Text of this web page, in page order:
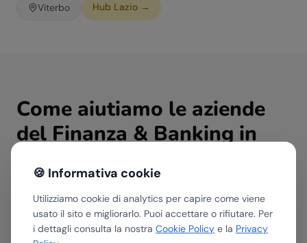
🍪 Informativa cookie
Utilizziamo cookie di analytics per capire come viene
usato il sito e migliorarlo. Puoi accettare o rifiutare. Per
i dettagli consulta la nostra Cookie Policy e la Privacy
Viterbo Hub Lazio →
Come aiutiamo le aziende
del Finanza & Banking in
Assessment AI
Valutiamo dove e come l'AI può portare valore